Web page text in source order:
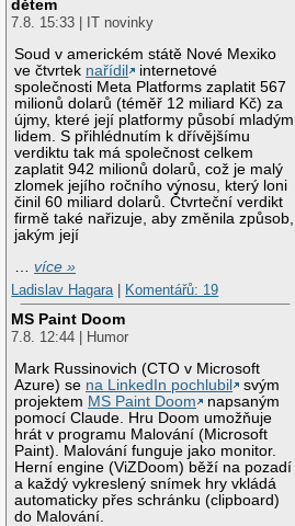
dětem
7.8. 15:33 | IT novinky
Soud v americkém státě Nové Mexiko
ve čtvrtek nařídil
internetové
společnosti Meta Platforms zaplatit 567
milionů dolarů (téměř 12 miliard Kč) za
újmy, které její platformy působí mladým
lidem. S přihlédnutím k dřívějšímu
verdiktu tak má společnost celkem
zaplatit 942 milionů dolarů, což je malý
zlomek jejího ročního výnosu, který loni
činil 60 miliard dolarů. Čtvrteční verdikt
firmě také nařizuje, aby změnila způsob,
jakým její
…více »
Ladislav Hagara| Komentářů: 19
MS Paint Doom
7.8. 12:44 | Humor
Mark Russinovich (CTO v Microsoft
Azure) se na LinkedIn pochlubil
svým
projektem MS Paint Doom
napsaným
pomocí Claude. Hru Doom umožňuje
hrát v programu Malování (Microsoft
Paint). Malování funguje jako monitor.
Herní engine (ViZDoom) běží na pozadí
a každý vykreslený snímek hry vkládá
automaticky přes schránku (clipboard)
do Malování.